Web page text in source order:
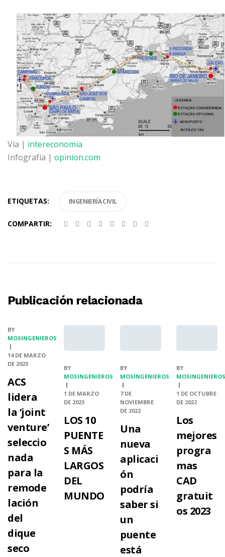
Vía | intereconomia
Infografía | opinion.com
ETIQUETAS: INGENIERÍA CIVIL
COMPARTIR:
Publicación relacionada
BY
MOSINGENIEROS
14 DE MARZO
DE 2023
ACS
lidera
la ‘joint
venture’
seleccio
nada
para la
remode
lación
del
dique
seco
BY
MOSINGENIEROS
1 DE MARZO
DE 2023
LOS 10
PUENTE
S MÁS
LARGOS
DEL
MUNDO
BY
MOSINGENIEROS
7 DE
NOVIEMBRE
DE 2022
Una
nueva
aplicaci
ón
podría
saber si
un
puente
está
BY
MOSINGENIEROS
1 DE OCTUBRE
DE 2022
Los
mejores
progra
mas
CAD
gratuit
os 2023